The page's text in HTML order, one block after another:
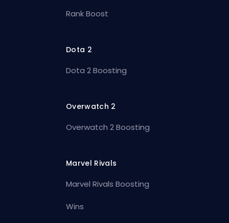
Rank Boost
Dota 2
Dota 2 Boosting
Overwatch 2
Overwatch 2 Boosting
Marvel Rivals
Marvel Rivals Boosting
Wins